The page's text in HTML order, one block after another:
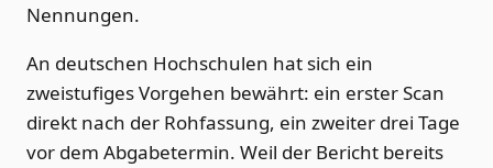
Nennungen.
An deutschen Hochschulen hat sich ein
zweistufiges Vorgehen bewährt: ein erster Scan
direkt nach der Rohfassung, ein zweiter drei Tage
vor dem Abgabetermin. Weil der Bericht bereits